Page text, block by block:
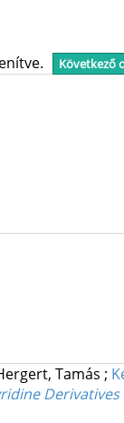
Következő
Tamás ;
Derivatives